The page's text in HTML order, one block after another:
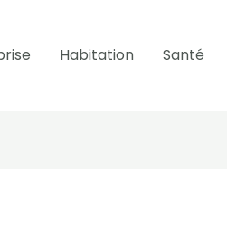
Habitation Santé